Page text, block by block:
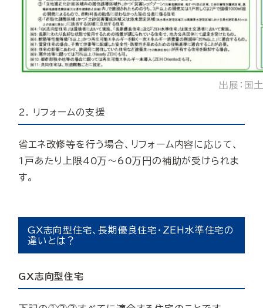
出展：国
2. リフォームの支援
省エネ改修等を行う場合、リフォーム内容に応じて、
1戸あたり上限40万～60万円の補助が受けられま
す。
GX志向型住宅、長期優良住宅・ZEH水準住宅の
違いとは？
GX志向型住宅